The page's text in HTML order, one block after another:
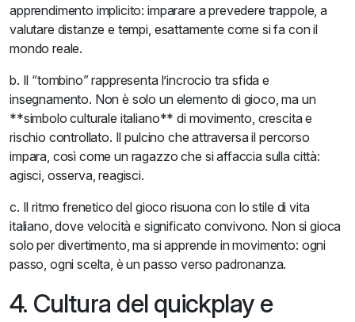
apprendimento implicito: imparare a prevedere trappole, a
valutare distanze e tempi, esattamente come si fa con il
mondo reale.
b. Il “tombino” rappresenta l’incrocio tra sfida e
insegnamento. Non è solo un elemento di gioco, ma un
**simbolo culturale italiano** di movimento, crescita e
rischio controllato. Il pulcino che attraversa il percorso
impara, così come un ragazzo che si affaccia sulla città:
agisci, osserva, reagisci.
c. Il ritmo frenetico del gioco risuona con lo stile di vita
italiano, dove velocità e significato convivono. Non si gioca
solo per divertimento, ma si apprende in movimento: ogni
passo, ogni scelta, è un passo verso padronanza.
4. Cultura del quickplay e